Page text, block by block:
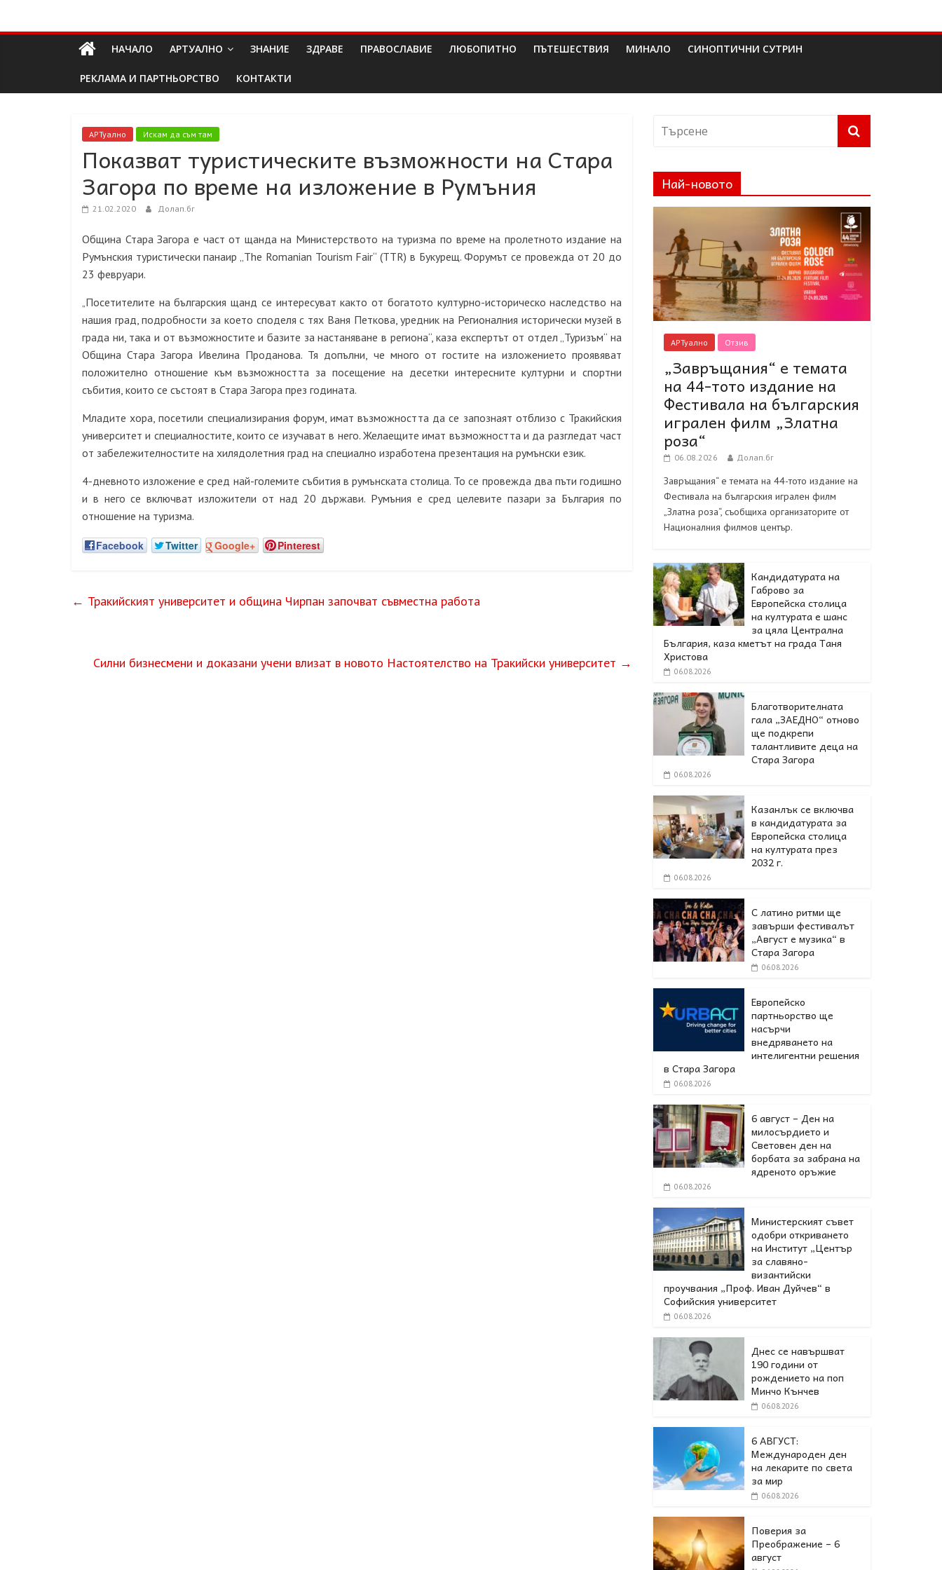
Долап
БГ
пътешествия|
мода|
събития|
кухня|
реклама|
минало|
НАЧАЛО АРТУАЛНО ЗНАНИЕ ЗДРАВЕ ПРАВОСЛАВИЕ ЛЮБОПИТНО ПЪТЕШЕСТВИЯ МИНАЛО СИНОПТИЧНИ СУТРИН
РЕКЛАМА И ПАРТНЬОРСТВО КОНТАКТИ
АРТуално Искам да съм там
Показват туристическите възможности на Стара
Загора по време на изложение в Румъния
21.02.2020 Долап.бг
Община Стара Загора е част от щанда на Министерството на туризма по време на пролетното издание на
Румънския туристически панаир „The Romanian Tourism Fair“ (TTR) в Букурещ. Форумът се провежда от 20 до
23 февруари.
„Посетителите на българския щанд се интересуват както от богатото културно-историческо наследство на
нашия град, подробности за което споделя с тях Ваня Петкова, уредник на Регионалния исторически музей в
града ни, така и от възможностите и базите за настаняване в региона“, каза експертът от отдел „Туризъм“ на
Община Стара Загора Ивелина Проданова. Тя допълни, че много от гостите на изложението проявяват
положително отношение към възможността за посещение на десетки интересните културни и спортни
събития, които се състоят в Стара Загора през годината.
Младите хора, посетили специализирания форум, имат възможността да се запознаят отблизо с Тракийския
университет и специалностите, които се изучават в него. Желаещите имат възможността и да разгледат част
от забележителностите на хилядолетния град на специално изработена презентация на румънски език.
4-дневното изложение е сред най-големите събития в румънската столица. То се провежда два пъти годишно
и в него се включват изложители от над 20 държави. Румъния е сред целевите пазари за България по
отношение на туризма.
Facebook Twitter Google+ Pinterest
← Тракийският университет и община Чирпан започват съвместна работа
Силни бизнесмени и доказани учени влизат в новото Настоятелство на Тракийски университет →
Най-новото
АРТуално Отзив
„Завръщания“ е темата
на 44-тото издание на
Фестивала на българския
игрален филм „Златна
роза“
06.08.2026 Долап.бг
Завръщания“ е темата на 44-тото издание на
Фестивала на българския игрален филм
„Златна роза“, съобщиха организаторите от
Националния филмов център.
Кандидатурата на
Габрово за
Европейска столица
на културата е шанс
за цяла Централна
България, каза кметът на града Таня
Христова
06.08.2026
Благотворителната
гала „ЗАЕДНО“ отново
ще подкрепи
талантливите деца на
Стара Загора
06.08.2026
Казанлък се включва
в кандидатурата за
Европейска столица
на културата през
2032 г.
06.08.2026
С латино ритми ще
завърши фестивалът
„Август е музика“ в
Стара Загора
06.08.2026
Европейско
партньорство ще
насърчи
внедряването на
интелигентни решения
в Стара Загора
06.08.2026
6 август – Ден на
милосърдието и
Световен ден на
борбата за забрана на
ядреното оръжие
06.08.2026
Министерският съвет
одобри откриването
на Институт „Център
за славяно-
византийски
проучвания „Проф. Иван Дуйчев“ в
Софийския университет
06.08.2026
Днес се навършват
190 години от
рождението на поп
Минчо Кънчев
06.08.2026
6 АВГУСТ:
Международен ден
на лекарите по света
за мир
06.08.2026
Поверия за
Преображение – 6
август